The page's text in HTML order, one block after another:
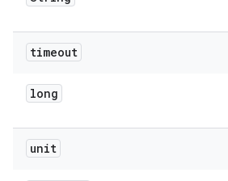
timeout
long
unit